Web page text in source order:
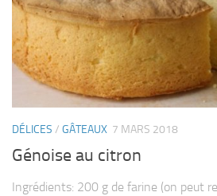
DÉLICES / GÂTEAUX 7 MARS 2018
Génoise au citron
Ingrédients: 200 g de farine (on peut